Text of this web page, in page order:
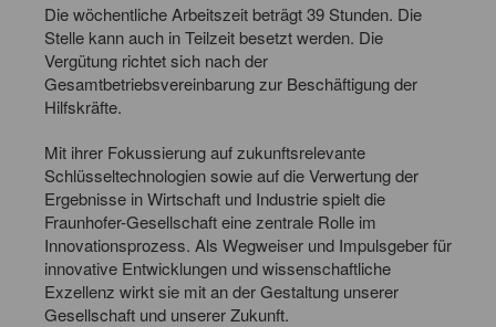
Die wöchentliche Arbeitszeit beträgt 39 Stunden. Die
Stelle kann auch in Teilzeit besetzt werden. Die
Vergütung richtet sich nach der
Gesamtbetriebsvereinbarung zur Beschäftigung der
Hilfskräfte.
Mit ihrer Fokussierung auf zukunftsrelevante
Schlüsseltechnologien sowie auf die Verwertung der
Ergebnisse in Wirtschaft und Industrie spielt die
Fraunhofer-Gesellschaft eine zentrale Rolle im
Innovationsprozess. Als Wegweiser und Impulsgeber für
innovative Entwicklungen und wissenschaftliche
Exzellenz wirkt sie mit an der Gestaltung unserer
Gesellschaft und unserer Zukunft.